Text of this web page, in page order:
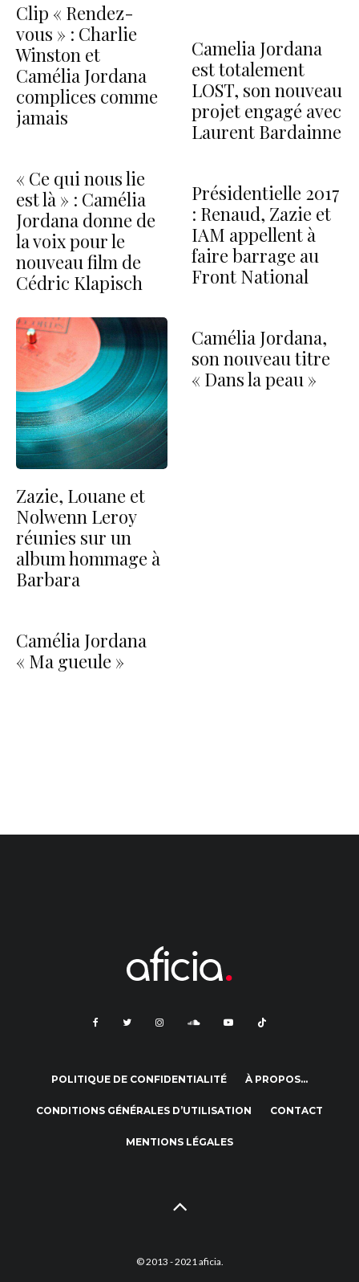
Clip « Rendez-
vous » : Charlie
Winston et
Camélia Jordana
complices comme
jamais
« Ce qui nous lie
est là » : Camélia
Jordana donne de
la voix pour le
nouveau film de
Cédric Klapisch
Zazie, Louane et
Nolwenn Leroy
réunies sur un
album hommage à
Barbara
Camélia Jordana
« Ma gueule »
Camelia Jordana
est totalement
LOST, son nouveau
projet engagé avec
Laurent Bardainne
Présidentielle 2017
: Renaud, Zazie et
IAM appellent à
faire barrage au
Front National
Camélia Jordana,
son nouveau titre
« Dans la peau »
POLITIQUE DE CONFIDENTIALITÉ À PROPOS…
CONDITIONS GÉNÉRALES D’UTILISATION CONTACT
MENTIONS LÉGALES
© 2013 - 2021 aficia.